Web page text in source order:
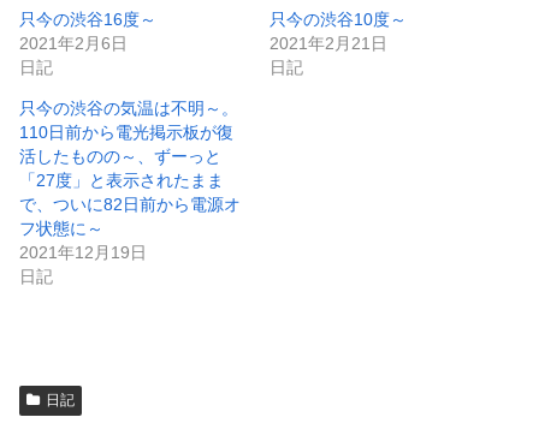
ウ
で
開
す
)
い
(
新
ウ
ィ
ン
ド
ウ
で
開
き
)
只今の渋谷16度～
2021年2月6日
日記
只今の渋谷10度～
2021年2月21日
日記
只今の渋谷の気温は不明～。
110日前から電光掲示板が復
活したものの～、ずーっと
「27度」と表示されたまま
で、ついに82日前から電源オ
フ状態に～
2021年12月19日
日記
日記